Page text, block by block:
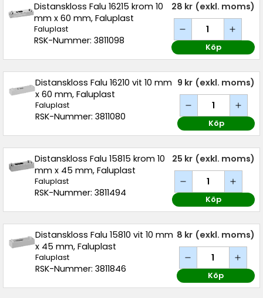
Distanskloss Falu 16215 krom 10
mm x 60 mm, Faluplast
Faluplast
RSK-Nummer: 3811098
28 kr (exkl. moms)
Köp
Distanskloss Falu 16210 vit 10 mm
x 60 mm, Faluplast
Faluplast
RSK-Nummer: 3811080
9 kr (exkl. moms)
Köp
Distanskloss Falu 15815 krom 10
mm x 45 mm, Faluplast
Faluplast
RSK-Nummer: 3811494
25 kr (exkl. moms)
Köp
Distanskloss Falu 15810 vit 10 mm
x 45 mm, Faluplast
Faluplast
RSK-Nummer: 3811846
8 kr (exkl. moms)
Köp